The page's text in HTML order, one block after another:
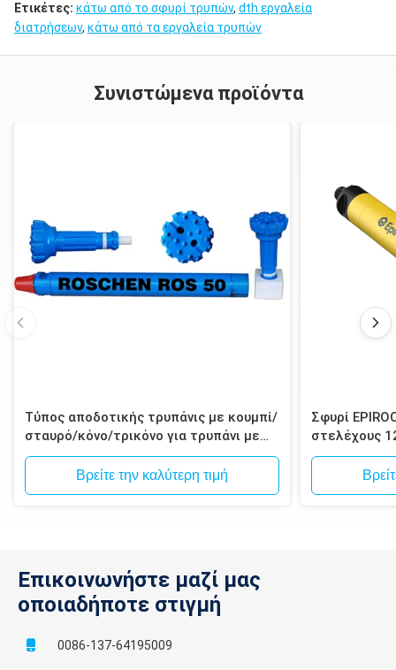
Ετικέτες: κάτω από το σφυρί τρυπών, dth εργαλεία
διατρήσεων, κάτω από τα εργαλεία τρυπών
Συνιστώμενα προϊόντα
Τύπος αποδοτικής τρυπάνις με κουμπί/
σταυρό/κόνο/τρικόνο για τρυπάνι με
σφυρί
Βρείτε την καλύτερη τιμή
Σφυρί
στελέχους
Spline για
Επικοινωνήστε μαζί μας
οποιαδήποτε στιγμή
0086-137-64195009